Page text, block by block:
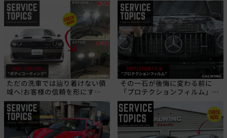
ただの洗車では辿り着けない領
域へ!お客様の信頼を形にす
る、職人の技!
その一石が後悔に変わる前に
「プロテクションフィルム」と
いう選択を!